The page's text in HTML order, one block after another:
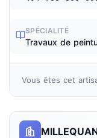
SPÉCIALITÉ
Travaux de
Vous êtes cet